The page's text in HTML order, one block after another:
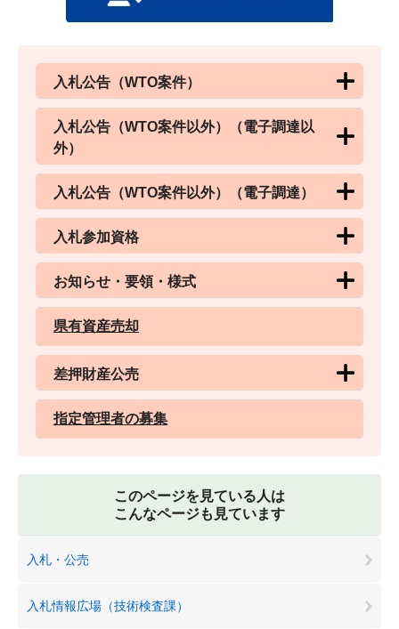
入札公告（WTO案件）
入札公告（WTO案件以外）（電子調達以
外）
入札公告（WTO案件以外）（電子調達）
入札参加資格
お知らせ・要領・様式
県有資産売却
差押財産公売
指定管理者の募集
このページを見ている人は
こんなページも見ています
入札・公売
入札情報広場（技術検査課）